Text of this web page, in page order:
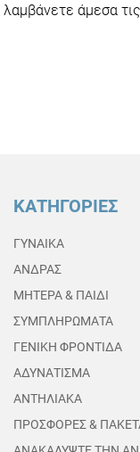
λαμβάνετε άμεσα
ΚΑΤΗΓΟΡΙΕΣ
ΓΥΝΑΙΚΑ
ΑΝΔΡΑΣ
ΜΗΤΕΡΑ & ΠΑΙΔΙ
ΣΥΜΠΛΗΡΩΜΑΤΑ
ΓΕΝΙΚΗ ΦΡΟΝΤΙΔΑ
ΑΔΥΝΑΤΙΣΜΑ
ΑΝΤΗΛΙΑΚΑ
ΠΡΟΣΦΟΡΕΣ &